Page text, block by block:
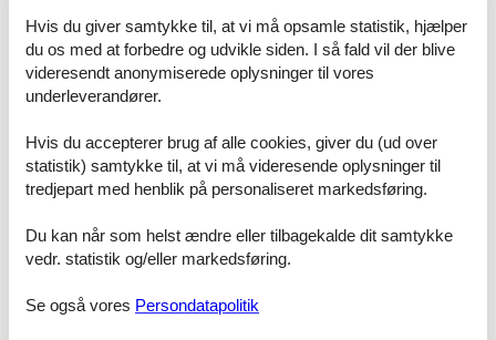
få slukket tørsten og stillet sulten ved et af de mange spisesteder.
Pula by er både præget af Romertiden og den østrig-ungarske
periode og kan byde på særdeles spændende sightseeing. Blandt
de mest betydningsfulde monumenter er det romerske amfiteater,
Her afholdes jævnligt koncerter, og i den underjordiske del af
amfiteatret kan udstillingen ”vinavl og produktion af olivenolie i
Istrien under den romerske periode” opleves. Blandt andre
Kirke, et kloster fra det 14. årh., et slot fra det 17. årh. samt Istrien
historiske museum.
kan også opleves i Pula, da her er hele tre af slagsen. Byens
Hvis du giver samtykke til, at vi må opsamle statistik, hjælper
du os med at forbedre og udvikle siden. I så fald vil der blive
videresendt anonymiserede oplysninger til vores
underleverandører.
Hvis du accepterer brug af alle cookies, giver du (ud over
statistik) samtykke til, at vi må videresende oplysninger til
tredjepart med henblik på personaliseret markedsføring.
Du kan når som helst ændre eller tilbagekalde dit samtykke
vedr. statistik og/eller markedsføring.
Se også vores Persondatapolitik